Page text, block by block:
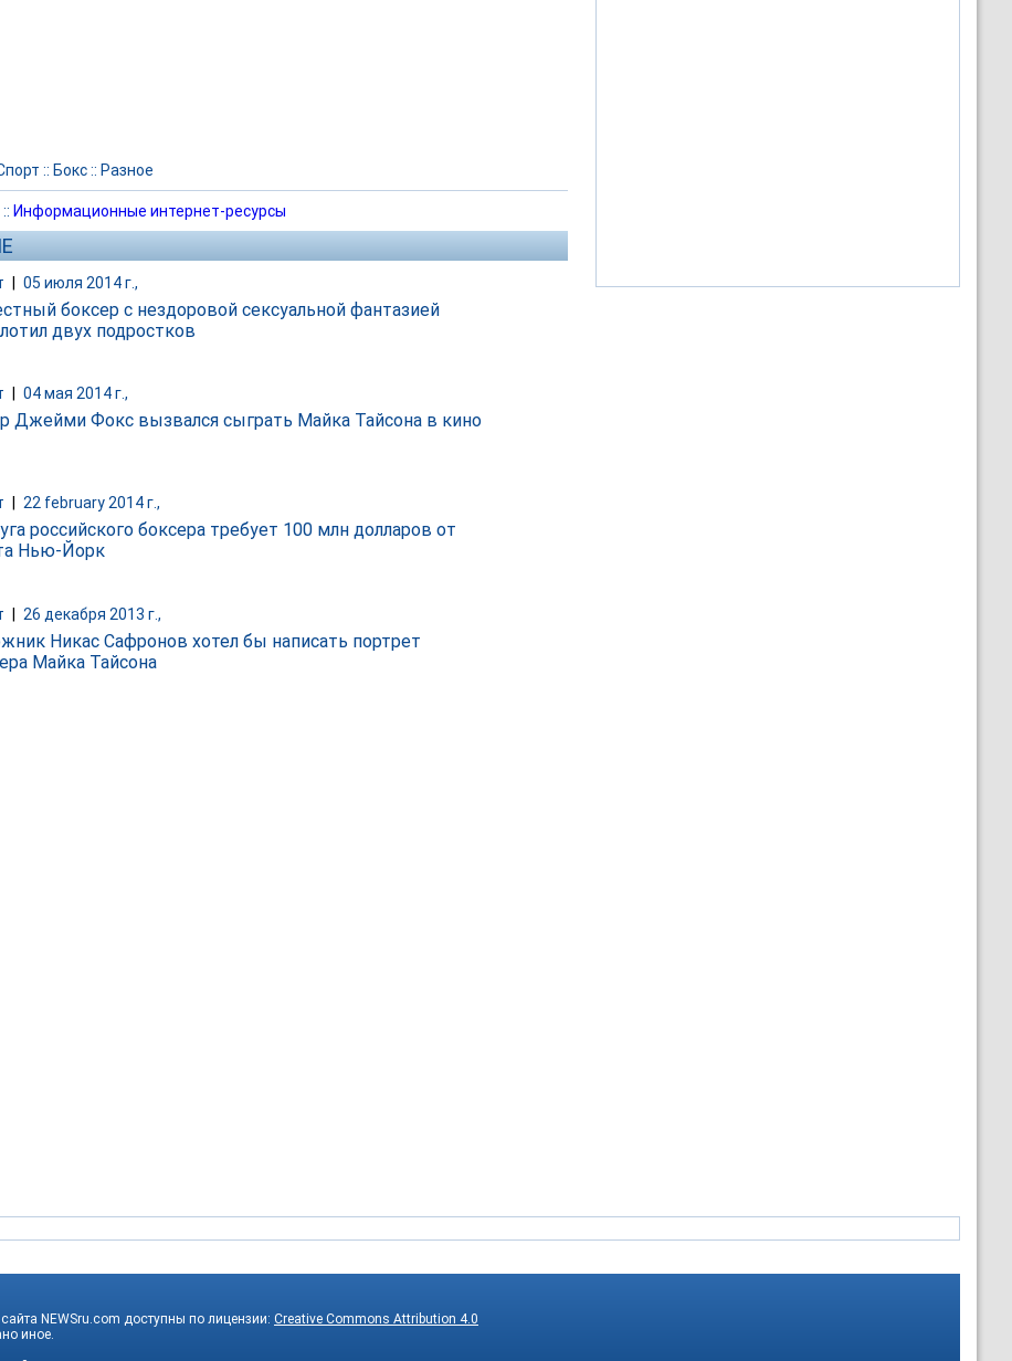
:: Бокс:: Разное
:: Информационные интернет-ресурсы
05 июля 2014 г.,
боксер с нездоровой сексуальной фантазией
двух подростков
04 мая 2014 г.,
Джейми Фокс вызвался сыграть Майка Тайсона в кино
22 february 2014 г.,
российского боксера требует 100 млн долларов от
Нью-Йорк
| 26 декабря 2013 г.,
Никас Сафронов хотел бы написать портрет
Майка Тайсона
NEWSru.com доступны по лицензии: Creative Commons Attribution 4.0
иное.